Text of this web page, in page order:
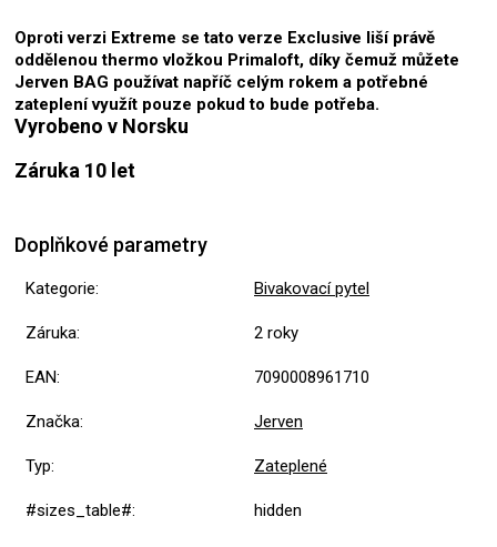
Oproti verzi Extreme se tato verze Exclusive liší právě
oddělenou thermo vložkou Primaloft, díky čemuž můžete
Jerven BAG používat napříč celým rokem a potřebné
zateplení využít pouze pokud to bude potřeba.
Vyrobeno v Norsku
Záruka 10 let
Doplňkové parametry
Kategorie: Bivakovací pytel
Záruka: 2 roky
EAN: 7090008961710
Značka: Jerven
Typ: Zateplené
#sizes_table#: hidden